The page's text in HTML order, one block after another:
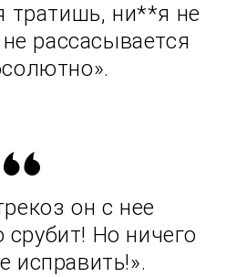
тратишь, ни**я не
рассасывается
он с нее
Но ничего
исправить!».